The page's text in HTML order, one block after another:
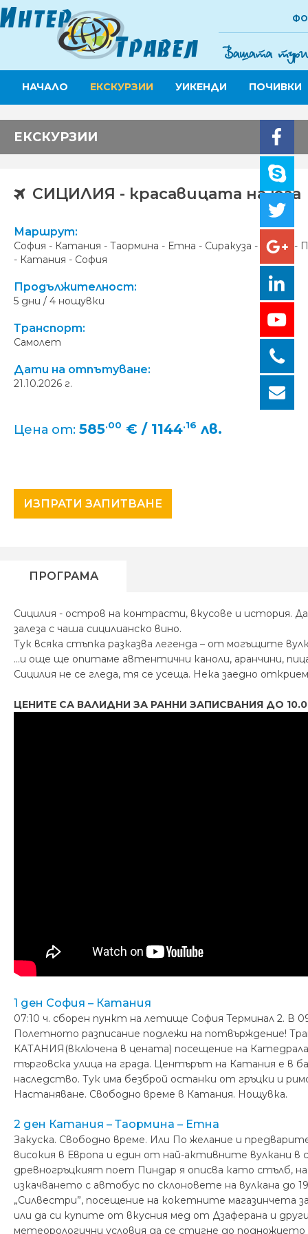
НАЧАЛО ЕКСКУРЗИИ УИКЕНДИ ПОЧИВКИ
ЕКСКУРЗИИ
СИЦИЛИЯ - красавицата на юга
Маршрут:
София - Катания - Таормина - Етна - Сиракуза - Ното -
- Катания - София
Продължителност:
5 дни / 4 нощувки
Транспорт:
Самолет
Дати на отпътуване:
21.10.2026 г.
Цена от: 585.00 € / 1144.16 лв.
ИЗПРАТИ ЗАПИТВАНЕ
ПРОГРАМА
Сицилия - остров на контрасти, вкусове и история.
залеза с чаша сицилианско вино.
Тук всяка стъпка разказва легенда – от могъщите
...и още ще опитаме автентични каноли, аранчини,
Сицилия не се гледа, тя се усеща. Нека заедно
ЦЕНИТЕ СА ВАЛИДНИ ЗА РАННИ ЗАПИСВАНИЯ ДО
1 ден София – Катания
07:10 ч. сборен пункт на летище София Терминал 2. В
Полетното разписание подлежи на потвърждение!
КАТАНИЯ(включена в цената) посещение на
търговска улица на града. Центърът на Катания е
наследство. Тук има безброй останки от гръцки и
Настаняване. Свободно време в Катания. Нощувка.
2 ден Катания – Таормина – Етна
Закуска. Свободно време. Или По желание и
високия в Европа и един от най-активните вулкани
древногръцкият поет Пиндар я описва като стълб,
изкачването с автобус по склоновете на вулкана до
„Силвестри”, посещение на кокетните магазинчета
или да си купите от вкусния мед от Дзаферана и
метеорологични условия да се стигне до